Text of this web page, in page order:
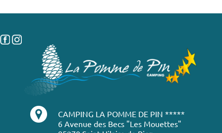
CAMPING LA POMME DE PIN *****
6 Avenue des Becs "Les Mouettes"